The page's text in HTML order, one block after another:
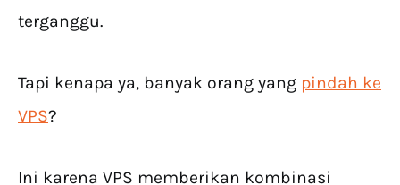
terganggu.
Tapi kenapa ya, banyak orang yang pindah ke
VPS?
Ini karena VPS memberikan kombinasi